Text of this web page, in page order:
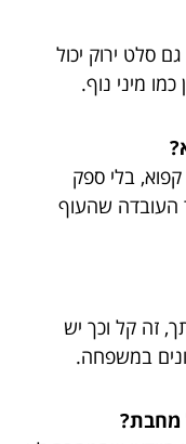
סלט ירוק יכול
מיני נוף.
בלי ספק
העובדה שהעוף
זה קל וכך יש
במשפחה.
מחבת?